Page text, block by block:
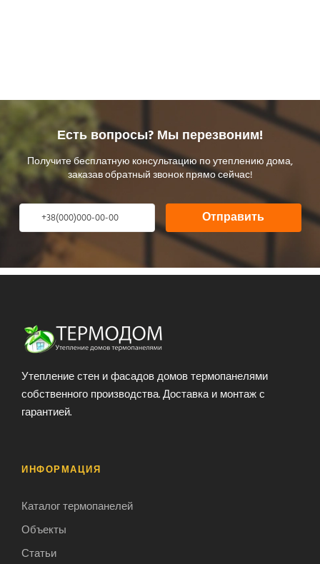
Есть вопросы? Мы перезвоним!
Получите бесплатную консультацию по утеплению дома,
заказав обратный звонок прямо сейчас!
Отправить
Утепление стен и фасадов домов термопанелями
собственного производства. Доставка и монтаж с
гарантией.
ИНФОРМАЦИЯ
Каталог термопанелей
Объекты
Статьи